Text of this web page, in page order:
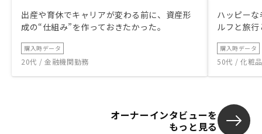
出産や育休でキャリアが変わる前に、資産形
成の“仕組み”を作っておきたかった。
購入時データ
20代 / 金融機関勤務
ハッピー
ルフと旅
購入時データ
50代 / 化粧
オーナーインタビューを
もっと見る